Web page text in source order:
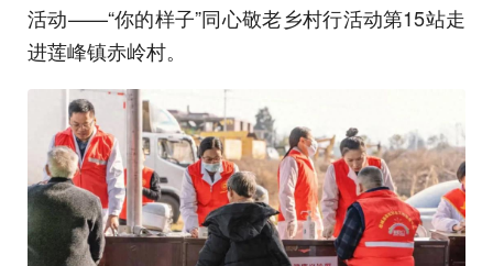
活动——“你的样子”同心敬老乡村行活动第15站走
进莲峰镇赤岭村。